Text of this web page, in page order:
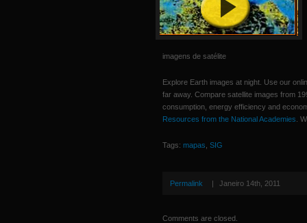
imagens de satélite
Explore Earth images at night. Use our
far away. Compare satellite images from
consumption, energy efficiency and
Resources from the National Academies .
Tags: mapas SIG
Permalink | Janeiro 14th, 2011
Comments are closed.